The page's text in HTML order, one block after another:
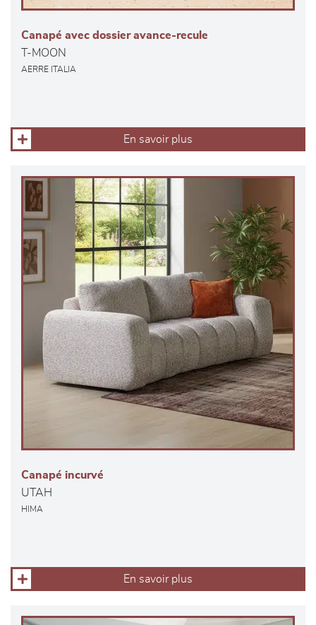
Canapé avec dossier avance-recule
T-MOON
AERRE ITALIA
En savoir plus
Canapé incurvé
UTAH
HIMA
En savoir plus